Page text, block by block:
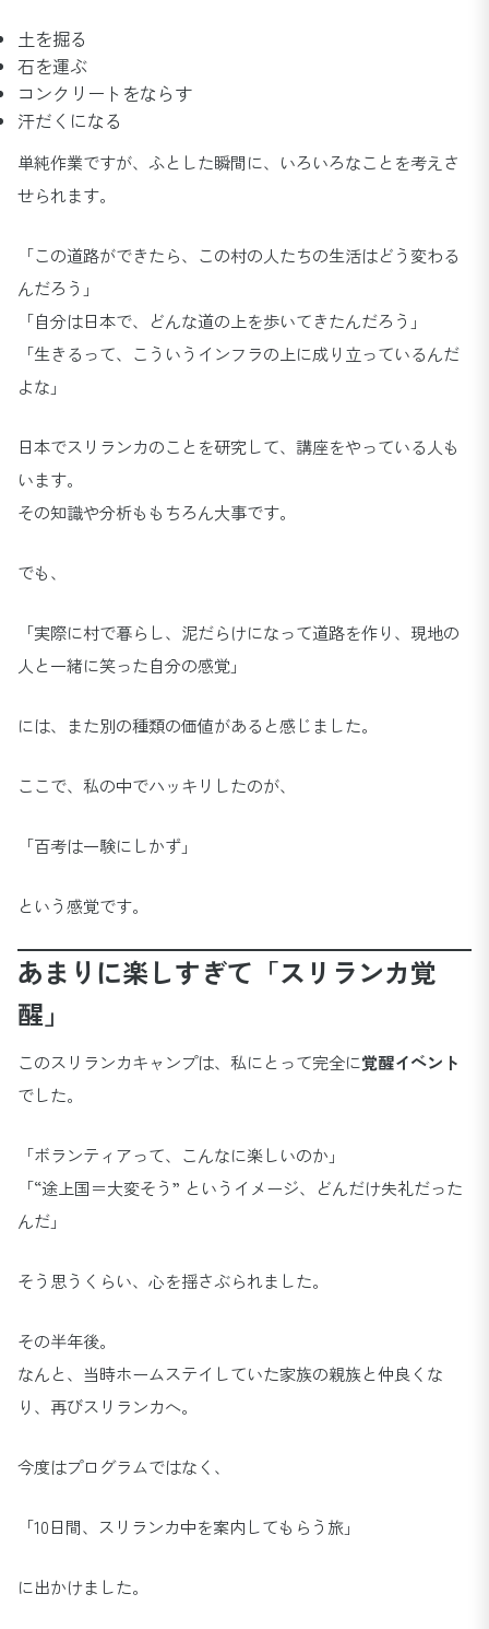
土を掘る
石を運ぶ
コンクリートをならす
汗だくになる
単純作業ですが、ふとした瞬間に、いろいろなことを考えさ
せられます。
「この道路ができたら、この村の人たちの生活はどう変わる
んだろう」
「自分は日本で、どんな道の上を歩いてきたんだろう」
「生きるって、こういうインフラの上に成り立っているんだ
よな」
日本でスリランカのことを研究して、講座をやっている人も
います。
その知識や分析ももちろん大事です。
でも、
「実際に村で暮らし、泥だらけになって道路を作り、現地の
人と一緒に笑った自分の感覚」
には、また別の種類の価値があると感じました。
ここで、私の中でハッキリしたのが、
「百考は一験にしかず」
という感覚です。
あまりに楽しすぎて「スリランカ覚
醒」
このスリランカキャンプは、私にとって完全に覚醒イベント
でした。
「ボランティアって、こんなに楽しいのか」
「“途上国＝大変そう” というイメージ、どんだけ失礼だった
んだ」
そう思うくらい、心を揺さぶられました。
その半年後。
なんと、当時ホームステイしていた家族の親族と仲良くな
り、再びスリランカへ。
今度はプログラムではなく、
「10日間、スリランカ中を案内してもらう旅」
に出かけました。